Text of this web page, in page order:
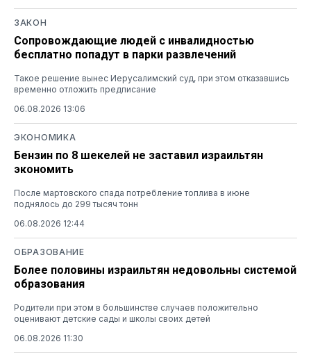
ЗАКОН
Сопровождающие людей с инвалидностью
бесплатно попадут в парки развлечений
Такое решение вынес Иерусалимский суд, при этом отказавшись
временно отложить предписание
06.08.2026 13:06
ЭКОНОМИКА
Бензин по 8 шекелей не заставил израильтян
экономить
После мартовского спада потребление топлива в июне
поднялось до 299 тысяч тонн
06.08.2026 12:44
ОБРАЗОВАНИЕ
Более половины израильтян недовольны системой
образования
Родители при этом в большинстве случаев положительно
оценивают детские сады и школы своих детей
06.08.2026 11:30